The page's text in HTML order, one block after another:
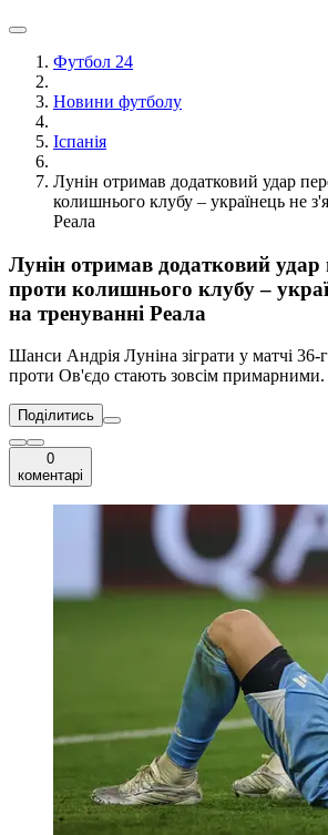
Футбол 24
Новини футболу
Іспанія
Лунін отримав додатковий удар
колишнього клубу – українець не
Реала
Лунін отримав додатковий удар
проти колишнього клубу –
на тренуванні Реала
Шанси Андрія Луніна зіграти у матчі 36-
проти Ов'єдо стають зовсім примарними.
Поділитись
0
коментарі